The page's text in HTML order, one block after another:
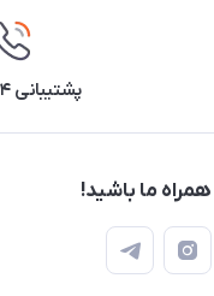
پشتیبانی ۲۴ ساعته
همراه ما باشید!